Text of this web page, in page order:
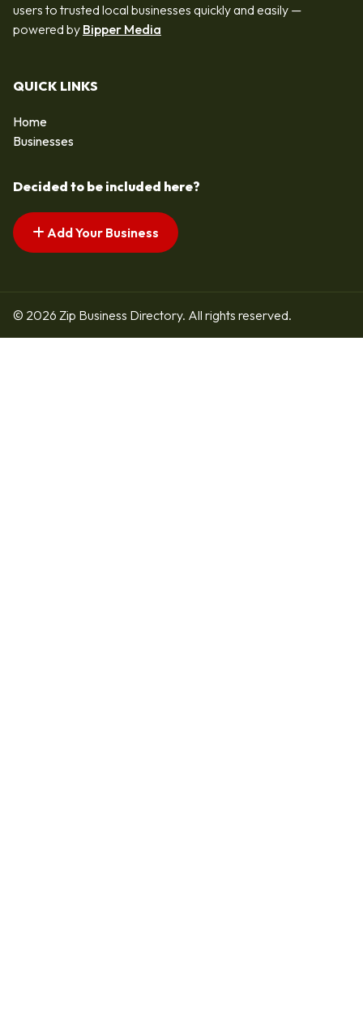
users to trusted local businesses quickly and easily —
powered by Bipper Media
QUICK LINKS
Home
Businesses
Decided to be included here?
Add Your Business
© 2026 Zip Business Directory. All rights reserved.